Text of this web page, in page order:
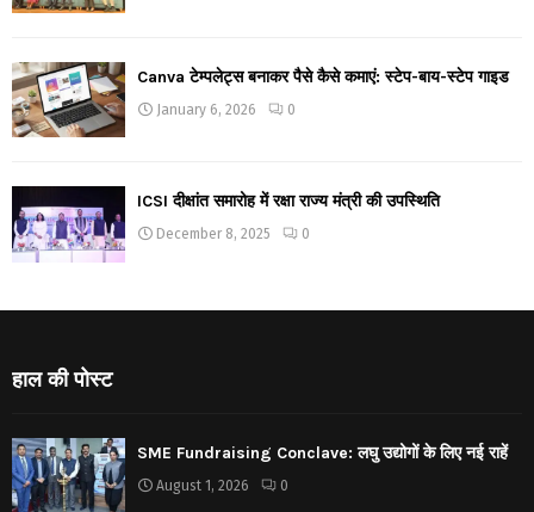
Canva टेम्पलेट्स बनाकर पैसे कैसे कमाएं: स्टेप-बाय-स्टेप गाइड
January 6, 2026 0
ICSI दीक्षांत समारोह में रक्षा राज्य मंत्री की उपस्थिति
December 8, 2025 0
हाल की पोस्ट
SME Fundraising Conclave: लघु उद्योगों के लिए नई राहें
August 1, 2026 0